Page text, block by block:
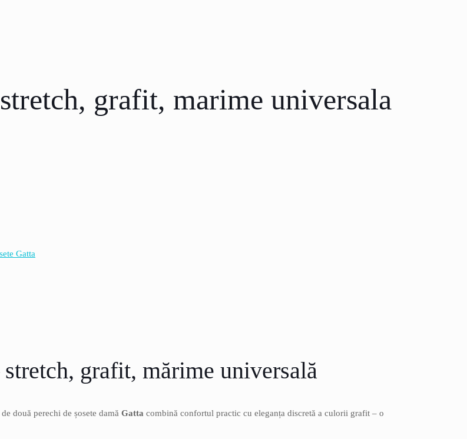
grafit, marime universala
Gatta
grafit, mărime universală
două perechi de șosete damă Gatta combină confortul practic cu eleganța discretă a culorii grafit – o